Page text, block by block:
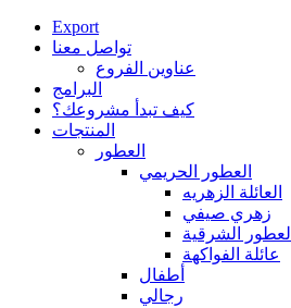
Export
تواصل معنا
عناوين الفروع
البرامج
كيف تبدأ مشروعك؟
المنتجات
العطور
العطور الحريمي
العائلة الزهريه
زهري صيفي
العطور الشرقية
عائلة الفواكهة
أطفال
رجالي